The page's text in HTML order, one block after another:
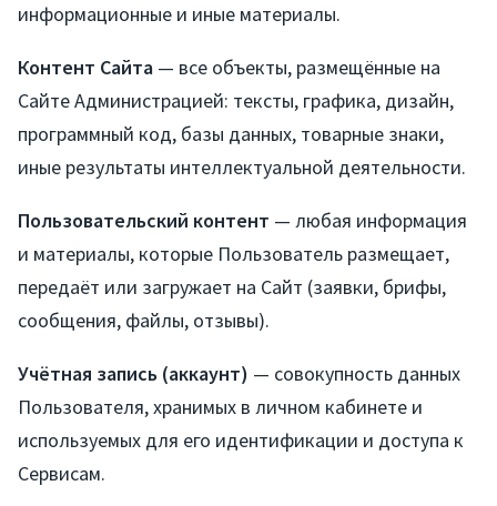
информационные и иные материалы.
Контент Сайта — все объекты, размещённые на
Сайте Администрацией: тексты, графика, дизайн,
программный код, базы данных, товарные знаки,
иные результаты интеллектуальной деятельности.
Пользовательский контент — любая информация
и материалы, которые Пользователь размещает,
передаёт или загружает на Сайт (заявки, брифы,
сообщения, файлы, отзывы).
Учётная запись (аккаунт) — совокупность данных
Пользователя, хранимых в личном кабинете и
используемых для его идентификации и доступа к
Сервисам.